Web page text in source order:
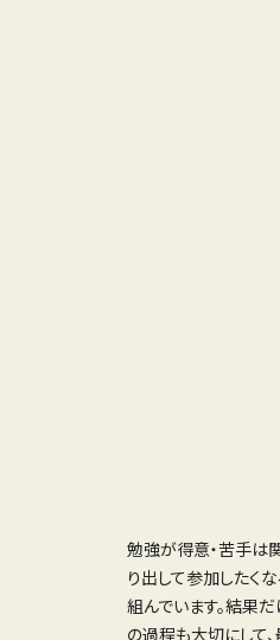
勉強が得意・苦手は
り出して参加したく
組んでいます。結果
の過程も大切にして